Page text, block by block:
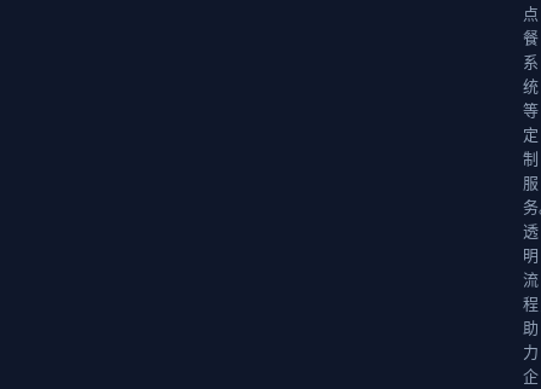
点
餐
系
统
等
定
制
服
透
明
流
助
力
企